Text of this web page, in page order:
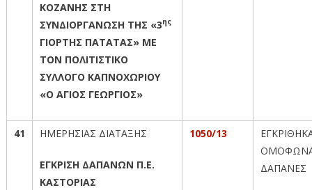
ΚΟΖΑΝΗΣ ΣΤΗ
ΣΥΝΔΙΟΡΓΑΝΩΣΗ ΤΗΣ «3ης
ΓΙΟΡΤΗΣ ΠΑΤΑΤΑΣ» ΜΕ
ΤΟΝ ΠΟΛΙΤΙΣΤΙΚΟ
ΣΥΛΛΟΓΟ ΚΑΠΝΟΧΩΡΙΟΥ
«Ο ΑΓΙΟΣ ΓΕΩΡΓΙΟΣ»
41 ΗΜΕΡΗΣΙΑΣ ΔΙΑΤΑΞΗΣ
ΕΓΚΡΙΣΗ ΔΑΠΑΝΩΝ Π.Ε.
ΚΑΣΤΟΡΙΑΣ
1050/13
ΔΑΠΑΝΕΣ